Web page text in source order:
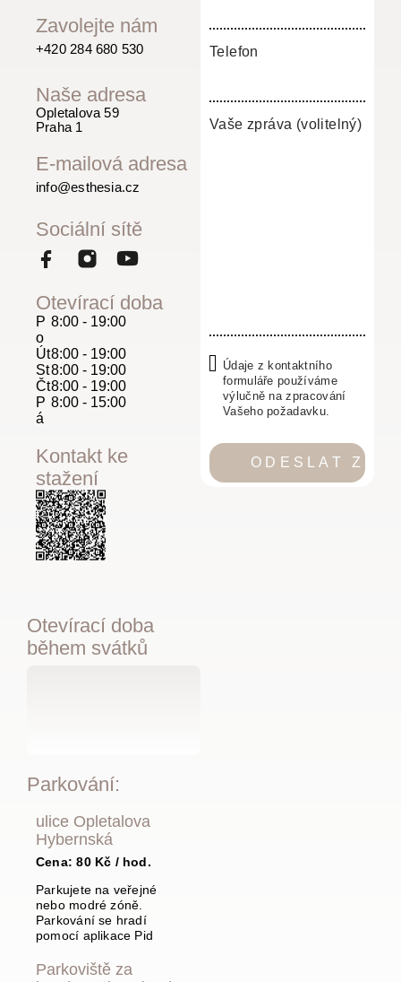
Zavolejte nám
+420 284 680 530
Naše adresa
Opletalova 59
Praha 1
E-mailová adresa
info@esthesia.cz
Sociální sítě
Otevírací doba
P
o
8:00 - 19:00
Út8:00 - 19:00
St8:00 - 19:00
Čt8:00 - 19:00
P
á
8:00 - 15:00
Kontakt ke
stažení
Otevírací doba
během svátků
Parkování:
ulice Opletalova
Hybernská
Cena: 80 Kč / hod.
Parkujete na veřejné
nebo modré zóně.
Parkování se hradí
pomocí aplikace Pid
Parkoviště za
Telefon
Vaše zpráva (volitelný)
Údaje z kontaktního
formuláře používáme
výlučně na zpracování
Vašeho požadavku.